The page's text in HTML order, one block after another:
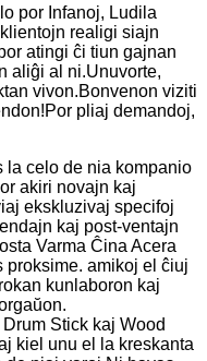
por Infanoj, Ludila
realigi siajn
atingi ĉi tiun gajnan
aliĝi al ni.Unuvorte,
vivon.Bonvenon viziti
pliaj demandoj,
la celo de nia kompanio
akiri novajn kaj
ekskluzivaj specifoj
kaj post-ventajn
Varma Ĉina Acera
proksime. amikoj el ĉiuj
kunlaboron kaj
Stick kaj Wood
kiel unu el la kreskanta